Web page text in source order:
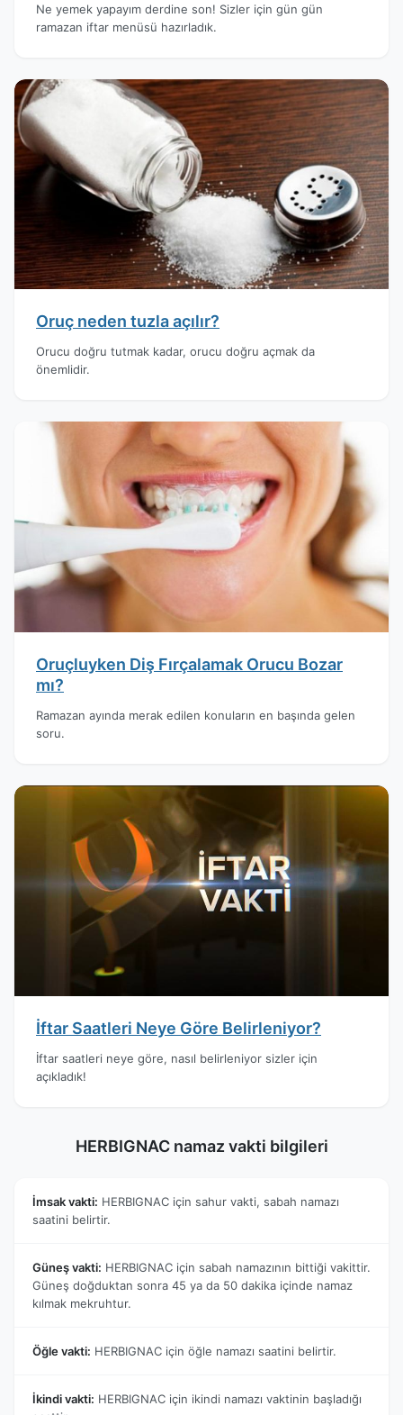
Ne yemek yapayım derdine son! Sizler için gün gün
ramazan iftar menüsü hazırladık.
Oruç neden tuzla açılır?
Orucu doğru tutmak kadar, orucu doğru açmak da
önemlidir.
Oruçluyken Diş Fırçalamak Orucu Bozar
mı?
Ramazan ayında merak edilen konuların en başında gelen
soru.
İftar Saatleri Neye Göre Belirleniyor?
İftar saatleri neye göre, nasıl belirleniyor sizler için
açıkladık!
HERBIGNAC namaz vakti bilgileri
İmsak vakti: HERBIGNAC için sahur vakti, sabah namazı
saatini belirtir.
Güneş vakti: HERBIGNAC için sabah namazının bittiği vakittir.
Güneş doğduktan sonra 45 ya da 50 dakika içinde namaz
kılmak mekruhtur.
Öğle vakti: HERBIGNAC için öğle namazı saatini belirtir.
İkindi vakti: HERBIGNAC için ikindi namazı vaktinin başladığı